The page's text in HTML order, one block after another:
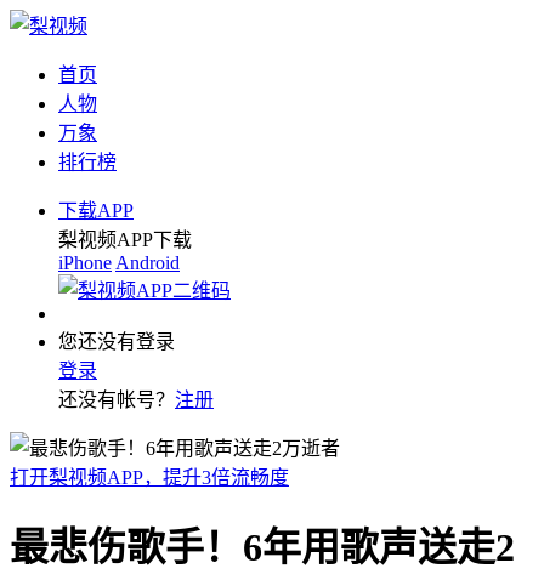
首页
人物
万象
排行榜
下载APP
梨视频APP下载
iPhone Android
您还没有登录
登录
还没有帐号？ 注册
打开梨视频APP，提升3倍流畅度
最悲伤歌手！6年用歌声送走2